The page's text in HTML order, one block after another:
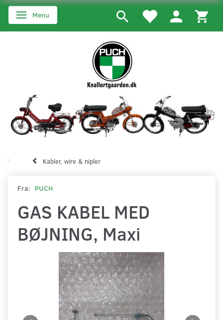
Skifte navigation
Menu
Kabler, wire & nipler
Fra: PUCH
GAS KABEL MED
BØJNING, Maxi